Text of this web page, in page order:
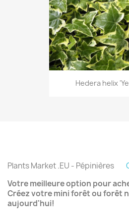
Hedera helix
Plants Market .EU - Pépinières
Votre meilleure option pour
Créez votre mini forêt ou forêt
aujourd'hui!